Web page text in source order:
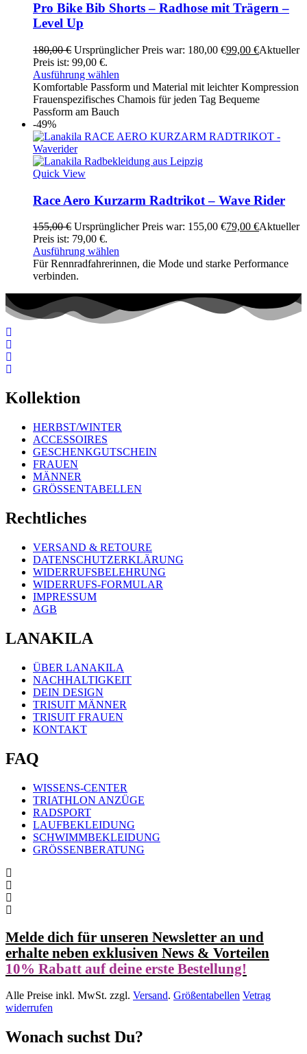
Pro Bike Bib Shorts – Radhose mit Trägern –
Level Up
180,00€ Ursprünglicher Preis war: 180,00 €99,00 €Aktueller
Preis ist: 99,00 €.
Ausführung wählen
Komfortable Passform und Material mit leichter Kompression
Frauenspezifisches Chamois für jeden Tag Bequeme
Passform am Bauch
-49%
Quick View
Race Aero Kurzarm Radtrikot – Wave Rider
155,00€ Ursprünglicher Preis war: 155,00 €79,00 €Aktueller
Preis ist: 79,00 €.
Ausführung wählen
Für Rennradfahrerinnen, die Mode und starke Performance
verbinden.
Kollektion
HERBST/WINTER
ACCESSOIRES
GESCHENKGUTSCHEIN
FRAUEN
MÄNNER
GRÖSSENTABELLEN
Rechtliches
VERSAND & RETOURE
DATENSCHUTZERKLÄRUNG
WIDERRUFSBELEHRUNG
WIDERRUFS-FORMULAR
IMPRESSUM
AGB
LANAKILA
ÜBER LANAKILA
NACHHALTIGKEIT
DEIN DESIGN
TRISUIT MÄNNER
TRISUIT FRAUEN
KONTAKT
FAQ
WISSENS-CENTER
TRIATHLON ANZÜGE
RADSPORT
LAUFBEKLEIDUNG
SCHWIMMBEKLEIDUNG
GRÖSSENBERATUNG
Melde dich für unseren Newsletter an und
erhalte neben exklusiven News & Vorteilen
10% Rabatt auf deine erste Bestellung!
Alle Preise inkl. MwSt. zzgl. Versand. Größentabellen Vetrag
widerrufen
Wonach suchst Du?